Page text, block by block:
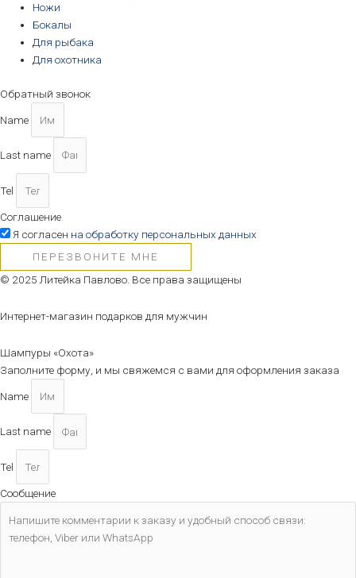
Ножи
Бокалы
Для рыбака
Для охотника
Обратный звонок
Name
Last name
Tel
Соглашение
Я согласен на обработку персональных данных
ПЕРЕЗВОНИТЕ МНЕ
© 2025 Литейка Павлово. Все права защищены
Интернет-магазин подарков для мужчин
Шампуры «Охота»
Заполните форму, и мы свяжемся с вами для оформления заказа
Name
Last name
Tel
Сообщение